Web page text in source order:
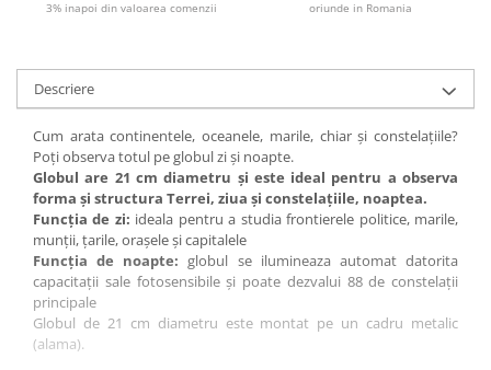
Jucarii Montessori
Jucarii cu alfabet
Jucarii cu cifre
Seturi Numberblocks
Jucarii de motricitate
Jucarii fructe si legume
Puzzle-uri
Puzzle clasic
Puzzle incastru
Puzzle de podea
IQ puzzle
3% inapoi din valoarea comenzii oriunde in Romania
Descriere
Cum arata continentele, oceanele, marile, chiar şi constelaţiile?
Poţi observa totul pe globul zi şi noapte.
Globul are 21 cm diametru şi este ideal pentru a observa
forma şi structura Terrei, ziua şi constelaţiile, noaptea.
Funcţia de zi: ideala pentru a studia frontierele politice, marile,
munţii, ţarile, oraşele şi capitalele
Funcţia de noapte:globul se ilumineaza automat datorita
capacitaţii sale fotosensibile şi poate dezvalui 88 de constelaţii
principale
Globul de 21 cm diametru este montat pe un cadru metalic
(alama).